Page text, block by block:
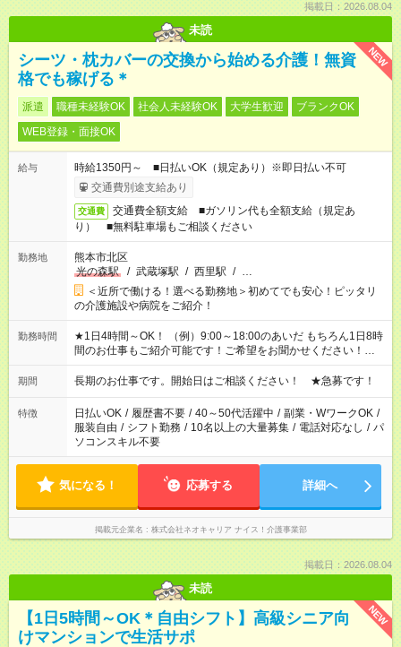
掲載日：2026.08.04
未読
NEW
シーツ・枕カバーの交換から始める介護！無資
格でも稼げる＊
派遣 職種未経験OK 社会人未経験OK 大学生歓迎
ブランクOK
WEB登録・面接OK
給与
時給1350円～ ■日払いOK（規定あり）※即日払い不可
交通費別途支給あり
交通費
交通費全額支給 ■ガソリン代も全額支給（規定あ
り） ■無料駐車場もご相談ください
勤務地
熊本市北区
光の森駅
/ 武蔵塚駅 / 西里駅 / …
＜近所で働ける！選べる勤務地＞初めてでも安心！ピッタリ
の介護施設や病院をご紹介！
勤務時間
★1日4時間～OK！ （例）9:00～18:00のあいだ もちろん1日8時
間のお仕事もご紹介可能です！ご希望をお聞かせください！★家
庭の都合でお休みが必要な場合も遠慮なくご相談ください。 ※
週最低15時間以上の勤務が必要です
期間 長期のお仕事です。開始日はご相談ください！ ★急募です！
特徴 日払いOK / 履歴書不要 / 40～50代活躍中 / 副業・WワークOK /
服装自由 / シフト勤務 / 10名以上の大量募集 / 電話対応なし / パ
ソコンスキル不要
気になる！ 応募する 詳細へ
掲載元企業名 株式会社ネオキャリア ナイス！介護事業部
掲載日：2026.08.04
未読
NEW
【1日5時間～OK＊自由シフト】高級シニア向
けマンションで生活サポ